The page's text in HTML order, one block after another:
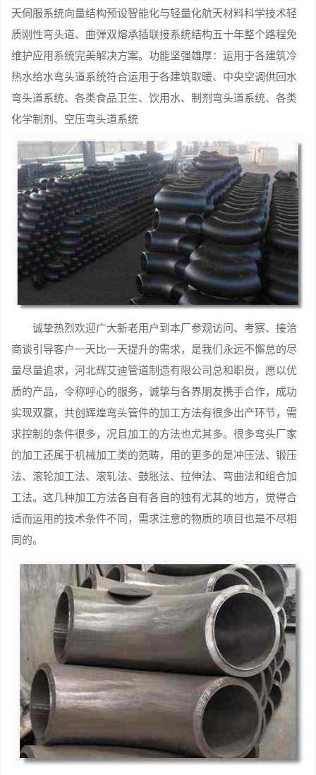
天伺服系统向量结构预设智能化与轻量化航天材料科学技术轻
质刚性弯头道、曲弹双熔承插联接系统结构五十年整个路程免
维护应用系统完美解决方案。功能坚强雄厚：运用于各建筑冷
热水给水弯头道系统符合运用于各建筑取暖、中央空调供回水
弯头道系统、各类食品卫生、饮用水、制剂弯头道系统、各类
化学制剂、空压弯头道系统
诚挚热烈欢迎广大新老用户到本厂参观访问、考察、接洽
商谈引导客户一天比一天提升的需求，是我们永远不懈怠的尽
量尽量追求，河北辉艾迪管道制造有限公司总和职员，愿以优
质的产品，令称呼心的服务，诚挚与各界朋友携手合作，成功
实现双赢，共创辉煌弯头管件的加工方法有很多出产环节，需
求控制的条件很多，况且加工的方法也尤其多。很多弯头厂家
的加工还属于机械加工类的范畴，用的更多的是冲压法、锻压
法、滚轮加工法、滚轧法、鼓胀法、拉伸法、弯曲法和组合加
工法。这几种加工方法各自有各自的独有尤其的地方，觉得合
适而运用的技术条件不同，需求注意的物质的项目也是不尽相
同的。